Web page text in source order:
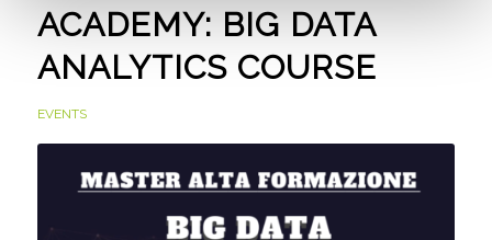
ACADEMY: BIG DATA
ANALYTICS COURSE
EVENTS